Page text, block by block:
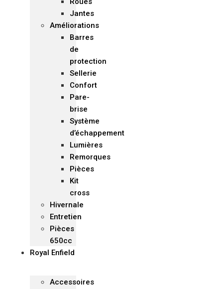
Jantes
Améliorations
Barres
de
protection
Sellerie
Confort
Pare-
brise
Système
d’échappement
Lumières
Remorques
Pièces
Kit
cross
Hivernale
Entretien
Pièces
650cc
Royal Enfield
Accessoires